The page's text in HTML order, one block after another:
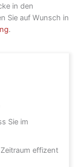
in den
Sie auf Wunsch in
.
Sie im
effizent